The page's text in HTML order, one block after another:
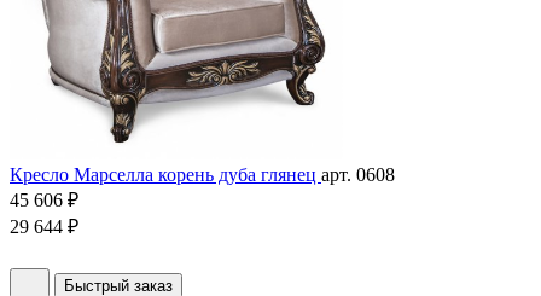
Кресло Марселла корень дуба глянец арт. 0608
45 606 ₽
29 644 ₽
Быстрый заказ